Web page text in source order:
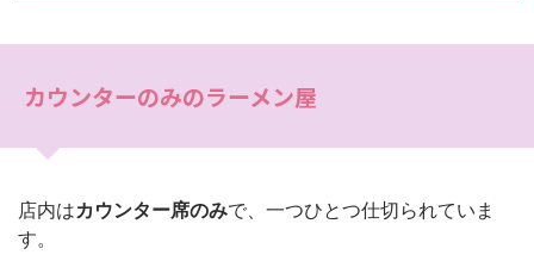
カウンターのみのラーメン屋
店内はカウンター席のみで、一つひとつ仕切られていま
す。